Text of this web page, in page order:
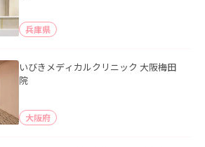
兵庫県
いびきメディカルクリニック 大阪梅田
院
大阪府